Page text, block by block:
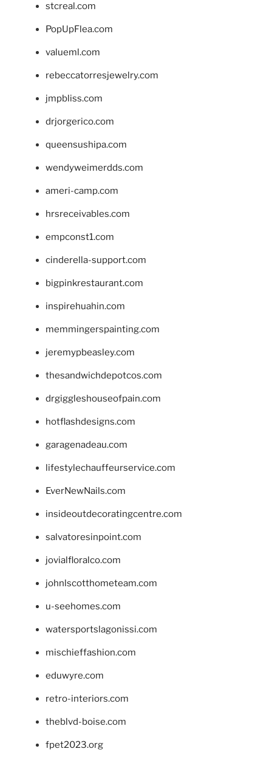
stcreal.com
PopUpFlea.com
valueml.com
rebeccatorresjewelry.com
jmpbliss.com
drjorgerico.com
queensushipa.com
wendyweimerdds.com
ameri-camp.com
hrsreceivables.com
empconst1.com
cinderella-support.com
bigpinkrestaurant.com
inspirehuahin.com
memmingerspainting.com
jeremypbeasley.com
thesandwichdepotcos.com
drgiggleshouseofpain.com
hotflashdesigns.com
garagenadeau.com
lifestylechauffeurservice.com
EverNewNails.com
insideoutdecoratingcentre.com
salvatoresinpoint.com
jovialfloralco.com
johnlscotthometeam.com
u-seehomes.com
watersportslagonissi.com
mischieffashion.com
eduwyre.com
retro-interiors.com
theblvd-boise.com
fpet2023.org